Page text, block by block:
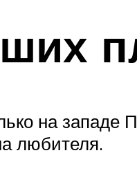
на западе
любителя.